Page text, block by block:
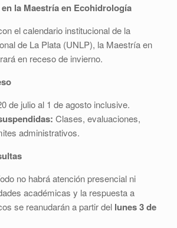
la Maestría en Ecohidrología
el calendario institucional de la
de La Plata (UNLP), la Maestría en
en receso de invierno.
de julio al 1 de agosto inclusive.
Clases, evaluaciones,
administrativos.
no habrá atención presencial ni
académicas y la respuesta a
se reanudarán a partir del lunes 3 de